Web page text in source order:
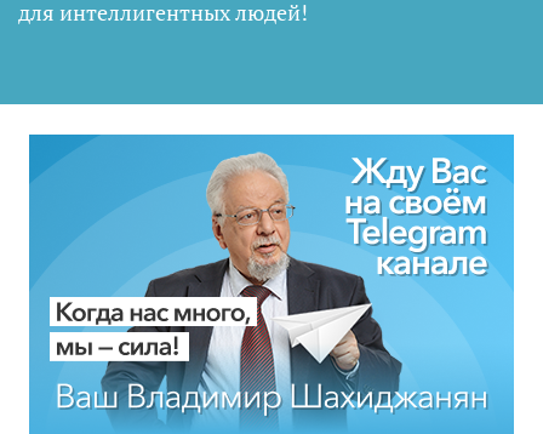
для интеллигентных людей!